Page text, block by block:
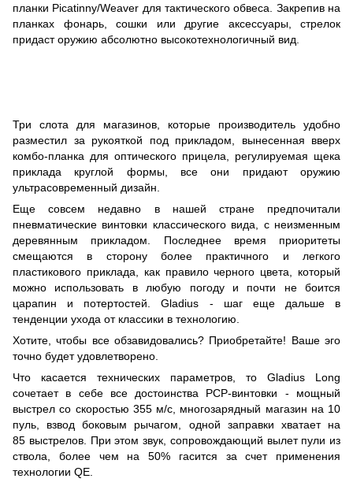
планки Picatinny/Weaver для тактического обвеса. Закрепив на
планках фонарь, сошки или другие аксессуары, стрелок
придаст оружию абсолютно высокотехнологичный вид.
Три слота для магазинов, которые производитель удобно
разместил за рукояткой под прикладом, вынесенная вверх
комбо-планка для оптического прицела, регулируемая щека
приклада круглой формы, все они придают оружию
ультрасовременный дизайн.
Еще совсем недавно в нашей стране предпочитали
пневматические винтовки классического вида, с неизменным
деревянным прикладом. Последнее время приоритеты
смещаются в сторону более практичного и легкого
пластикового приклада, как правило черного цвета, который
можно использовать в любую погоду и почти не боится
царапин и потертостей. Gladius - шаг еще дальше в
тенденции ухода от классики в технологию.
Хотите, чтобы все обзавидовались? Приобретайте! Ваше эго
точно будет удовлетворено.
Что касается технических параметров, то Gladius Long
сочетает в себе все достоинства PCP-винтовки - мощный
выстрел со скоростью 355 м/с, многозарядный магазин на 10
пуль, взвод боковым рычагом, одной заправки хватает на
85 выстрелов. При этом звук, сопровождающий вылет пули из
ствола, более чем на 50% гасится за счет применения
технологии QE.